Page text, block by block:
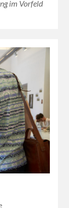
im Vorfeld